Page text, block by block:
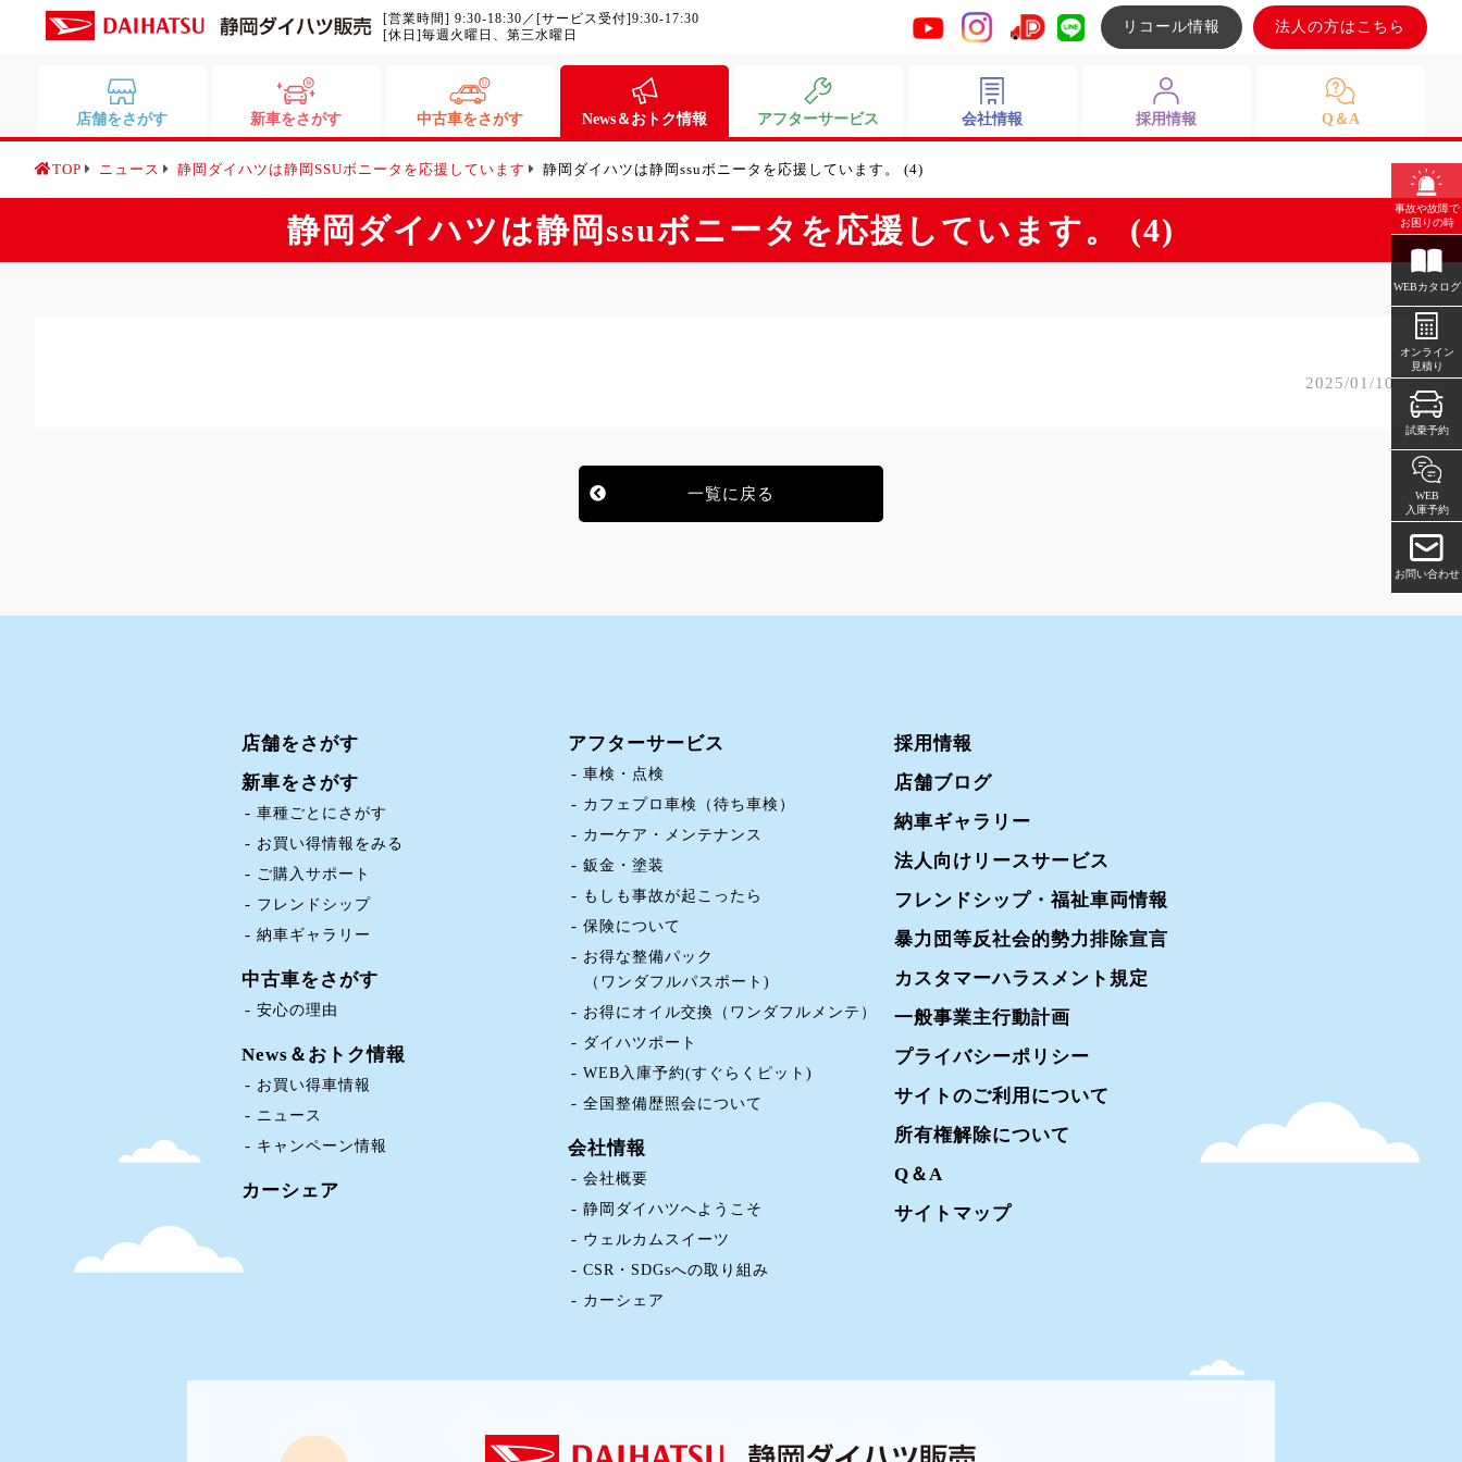
[営業時間] 9:30-18:30／[サービス受付]9:30-17:30
[休日]毎週火曜日、第三水曜日
リコール情報 法人の方はこちら
店舗をさがす 新車をさがす 中古車をさがす News＆おトク情報 アフターサービス 会社情報 採用情報 Q＆A
事故や故障で
お困りの時
WEBカタログ
オンライン
見積り
試乗予約
WEB
入庫予約
お問い合わせ
TOP ニュース 静岡ダイハツは静岡SSUボニータを応援しています 静岡ダイハツは静岡ssuボニータを応援しています。 (4)
静岡ダイハツは静岡ssuボニータを応援しています。 (4)
2025/01/10
一覧に戻る
店舗をさがす
新車をさがす
車種ごとにさがす
お買い得情報をみる
ご購入サポート
フレンドシップ
納車ギャラリー
中古車をさがす
安心の理由
News＆おトク情報
お買い得車情報
ニュース
キャンペーン情報
カーシェア
アフターサービス
車検・点検
カフェプロ車検（待ち車検）
カーケア・メンテナンス
鈑金・塗装
もしも事故が起こったら
保険について
お得な整備パック
（ワンダフルパスポート)
お得にオイル交換（ワンダフルメンテ）
ダイハツポート
WEB入庫予約(すぐらくピット)
全国整備歴照会について
会社情報
会社概要
静岡ダイハツへようこそ
ウェルカムスイーツ
CSR・SDGsへの取り組み
カーシェア
採用情報
店舗ブログ
納車ギャラリー
法人向けリースサービス
フレンドシップ・福祉車両情報
暴力団等反社会的勢力排除宣言
カスタマーハラスメント規定
一般事業主行動計画
プライバシーポリシー
サイトのご利用について
所有権解除について
Q＆A
サイトマップ